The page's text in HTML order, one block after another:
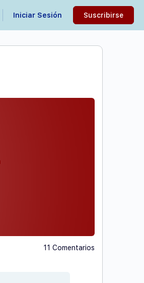
Iniciar Sesión Suscribirse
11 Comentarios